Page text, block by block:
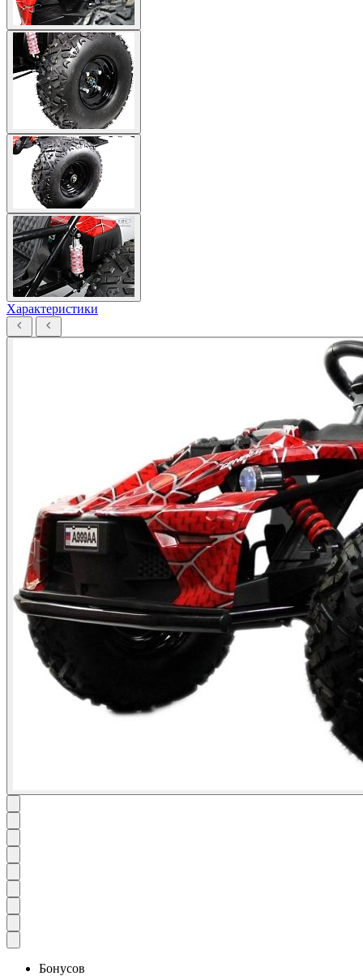
Характеристики
Бонусов